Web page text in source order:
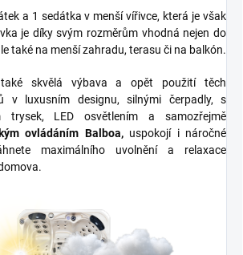
a 1 sedátka v menší vířivce, která je však
je díky svým rozměrům vhodná nejen do
také na menší zahradu, terasu či na balkón.
také skvělá výbava a opět použití těch
v
luxusním designu, silnými čerpadly, s
trysek, LED osvětlením a samozřejmě
ovládáním Balboa,uspokojí i náročné
maximálního uvolnění a relaxace